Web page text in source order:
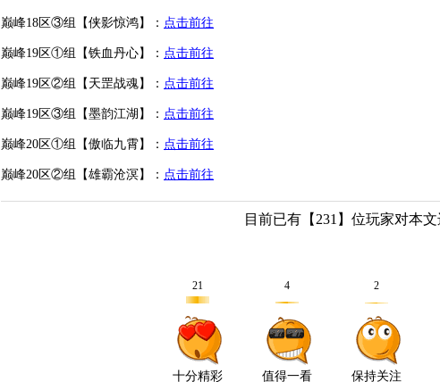
巅峰18区③组【侠影惊鸿】： 点击前往
巅峰19区①组【铁血丹心】： 点击前往
巅峰19区②组【天罡战魂】： 点击前往
巅峰19区③组【墨韵江湖】： 点击前往
巅峰20区①组【傲临九霄】： 点击前往
巅峰20区②组【雄霸沧溟】： 点击前往